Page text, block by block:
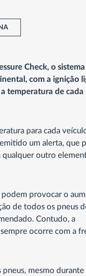
Check, o
com a ignição
temperatura de cada
para cada
um alerta, que
outro
podem provocar o
de todos os pneus
Contudo, a
ocorre com a
mesmo durante